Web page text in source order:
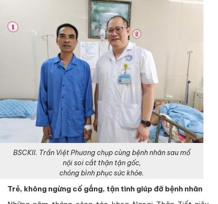
BSCKII. Trần Việt Phương chụp cùng bệnh nhân sau mổ
nội soi cắt thận tận gốc,
chóng bình phục sức khỏe.
Trẻ, không ngừng cố gắng, tận tình giúp đỡ bệnh nhân